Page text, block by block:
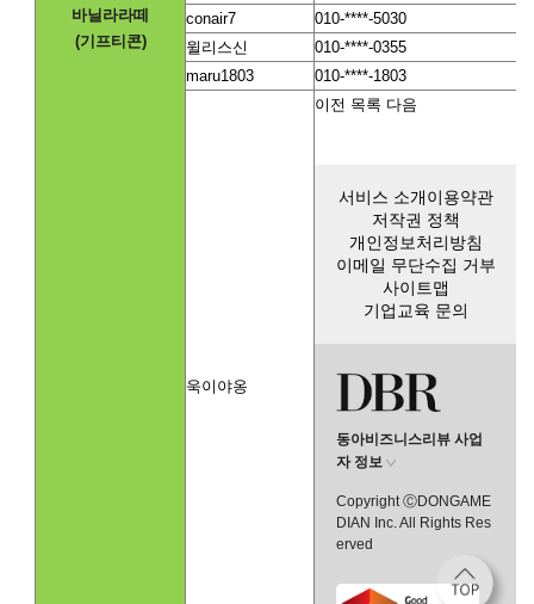
바닐라라떼
(기프티콘)
conair7
010-****-5030
윌리스신
010-****-0355
maru1803
010-****-1803
욱이야옹
이전 목록 다음
서비스 소개이용약관
저작권 정책
개인정보처리방침
이메일 무단수집 거부
사이트맵
기업교육 문의
동아비즈니스리뷰 사업
자 정보
Copyright ⒸDONGAME
DIAN Inc. All Rights Res
erved